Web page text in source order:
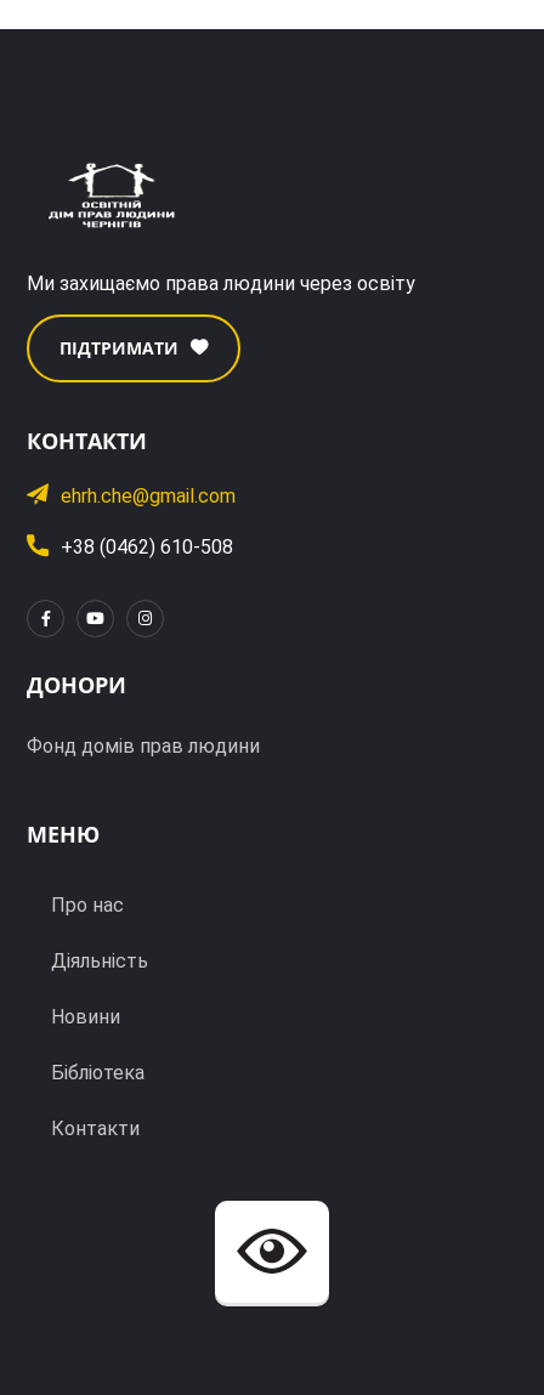
Ми захищаємо права людини через освіту
ПІДТРИМАТИ
КОНТАКТИ
ehrh.che@gmail.com
+38 (0462) 610-508
ДОНОРИ
Фонд домів прав людини
МЕНЮ
Про нас
Діяльність
Новини
Бібліотека
Контакти